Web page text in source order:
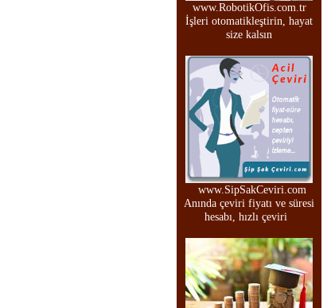
www.RobotikOfis.com.tr
İşleri otomatikleştirin, hayat
size kalsın
www.SipSakCeviri.com
Anında çeviri fiyatı ve süresi
hesabı, hızlı çeviri